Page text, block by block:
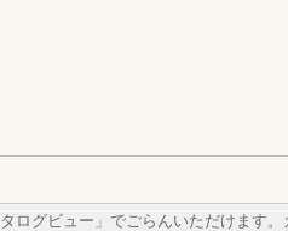
ログビュー」でごらんいただけます。